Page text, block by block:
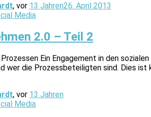
, vor 13 Jahren26. April 2013
Media
2.0 – Teil 2
Ein Engagement in den
wer die Prozessbeteiligten sind. Dies
, vor 13 Jahren
Media